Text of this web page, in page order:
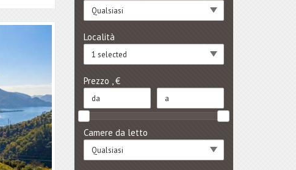
Qualsiasi
Località
1 selected
Prezzo , €
Camere da letto
Qualsiasi